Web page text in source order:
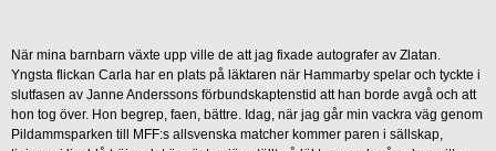
När mina barnbarn växte upp ville de att jag fixade autografer av Zlatan.
Yngsta flickan Carla har en plats på läktaren när Hammarby spelar och tyckte i
slutfasen av Janne Anderssons förbundskaptenstid att han borde avgå och att
hon tog över. Hon begrep, faen, bättre. Idag, när jag går min vackra väg genom
Pildammsparken till MFF:s allsvenska matcher kommer paren i sällskap,